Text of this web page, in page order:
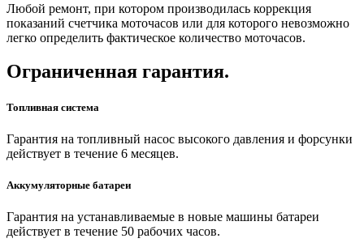
Любой ремонт, при котором производилась коррекция
показаний счетчика моточасов или для которого невозможно
легко определить фактическое количество моточасов.
Ограниченная гарантия.
Топливная система
Гарантия на топливный насос высокого давления и форсунки
действует в течение 6 месяцев.
Аккумуляторные батареи
Гарантия на устанавливаемые в новые машины батареи
действует в течение 50 рабочих часов.